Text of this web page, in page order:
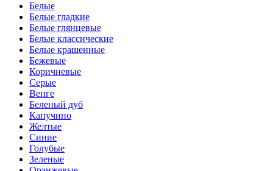
Белые
Белые гладкие
Белые глянцевые
Белые классические
Белые крашенные
Бежевые
Коричневые
Серые
Венге
Беленый дуб
Капучино
Желтые
Синие
Голубые
Зеленые